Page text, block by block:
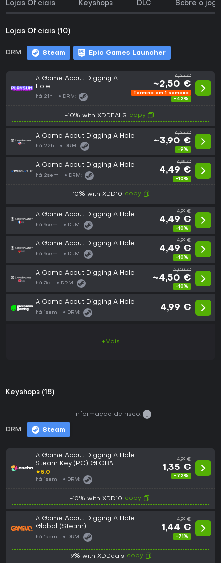
Lojas Oficiais Keyshops DLC Sobre o jogo
Lojas Oficiais (10)
DRM: Steam Epic Games Launcher
A Game About Digging A
Hole
há 21h DRM:
4,33 €
~2,50 €
Termina em 1 semana
-42%
-10% with XDDEALS copy
A Game About Digging A Hole
há 22h DRM:
4,33 €
~3,90 €
-9%
A Game About Digging A Hole
há 2sem DRM:
4,99 €
4,49 €
-10%
-10% with XDD10 copy
A Game About Digging A Hole
há 9sem DRM:
4,99 €
4,49 €
-10%
A Game About Digging A Hole
há 9sem DRM:
4,99 €
4,49 €
-10%
A Game About Digging A Hole
há 3d DRM:
5,00 €
~4,50 €
-10%
A Game About Digging A Hole
há 1sem DRM:
4,99 €
+Mais
Keyshops (18)
DRM: Steam
Informação de risco:
A Game About Digging A Hole
Steam Key (PC) GLOBAL
★5.0
há 1sem DRM:
4,99 €
1,35 €
-72%
-10% with XDD10 copy
A Game About Digging A Hole
Global (Steam)
há 1sem DRM:
4,99 €
1,44 €
-71%
-9% with XDDeals copy